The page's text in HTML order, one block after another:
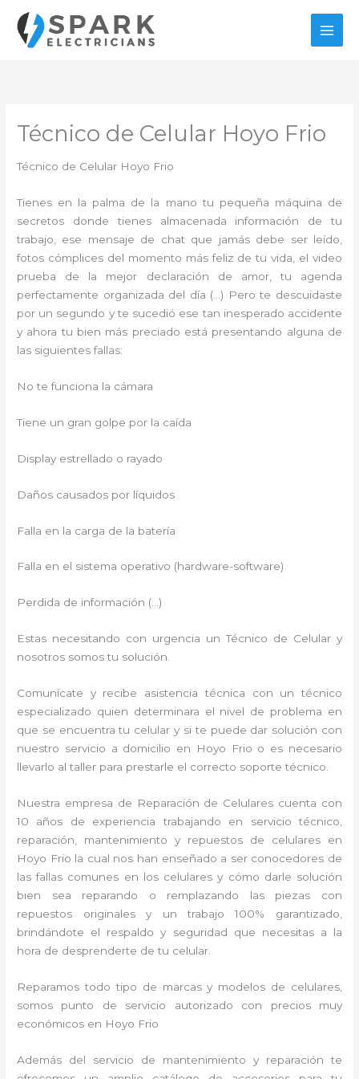
contenido
Técnico de Celular Hoyo Frio
Técnico de Celular Hoyo Frio
Tienes en la palma de la mano tu pequeña máquina de
secretos donde tienes almacenada información de tu
trabajo, ese mensaje de chat que jamás debe ser leído,
fotos cómplices del momento más feliz de tu vida, el video
prueba de la mejor declaración de amor, tu agenda
perfectamente organizada del día (…) Pero te descuidaste
por un segundo y te sucedió ese tan inesperado accidente
y ahora tu bien más preciado está presentando alguna de
las siguientes fallas:
No te funciona la cámara
Tiene un gran golpe por la caída
Display estrellado o rayado
Daños causados por líquidos
Falla en la carga de la batería
Falla en el sistema operativo (hardware-software)
Perdida de información (…)
Estas necesitando con urgencia un Técnico de Celular y
nosotros somos tu solución.
Comunícate y recibe asistencia técnica con un técnico
especializado quien determinara el nivel de problema en
que se encuentra tu celular y si te puede dar solución con
nuestro servicio a domicilio en Hoyo Frio o es necesario
llevarlo al taller para prestarle el correcto soporte técnico.
Nuestra empresa de Reparación de Celulares cuenta con
10 años de experiencia trabajando en servicio técnico,
reparación, mantenimiento y repuestos de celulares en
Hoyo Frio la cual nos han enseñado a ser conocedores de
las fallas comunes en los celulares y cómo darle solución
bien sea reparando o remplazando las piezas con
repuestos originales y un trabajo 100% garantizado,
brindándote el respaldo y seguridad que necesitas a la
hora de desprenderte de tu celular.
Reparamos todo tipo de marcas y modelos de celulares,
somos punto de servicio autorizado con precios muy
económicos en Hoyo Frio
Además del servicio de mantenimiento y reparación te